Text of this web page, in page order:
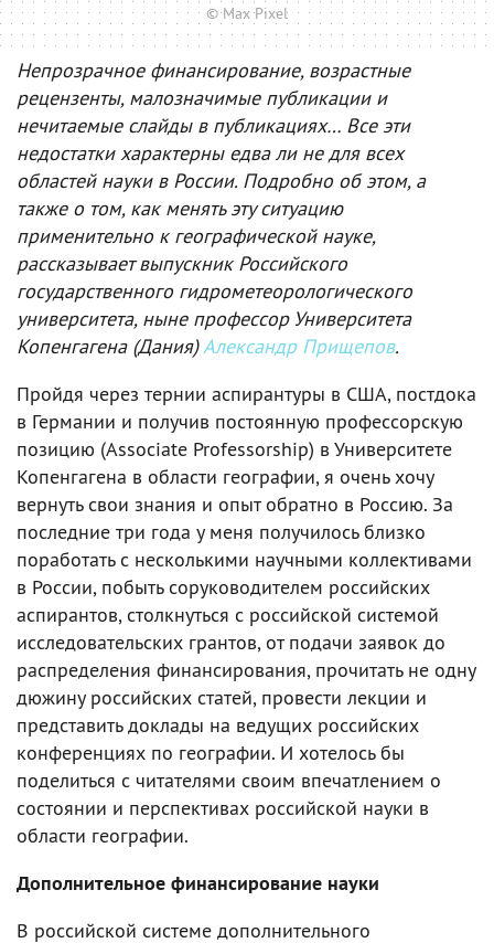
© Max Pixel
Непрозрачное финансирование, возрастные
рецензенты, малозначимые публикации и
нечитаемые слайды в публикациях… Все эти
недостатки характерны едва ли не для всех
областей науки в России. Подробно об этом, а
также о том, как менять эту ситуацию
применительно к географической науке,
рассказывает выпускник Российского
государственного гидрометеорологического
университета, ныне профессор Университета
Копенгагена (Дания)Александр Прищепов.
Пройдя через тернии аспирантуры в США, постдока
в Германии и получив постоянную профессорскую
позицию (Associate Professorship) в Университете
Копенгагена в области географии, я очень хочу
вернуть свои знания и опыт обратно в Россию. За
последние три года у меня получилось близко
поработать с несколькими научными коллективами
в России, побыть соруководителем российских
аспирантов, столкнуться с российской системой
исследовательских грантов, от подачи заявок до
распределения финансирования, прочитать не одну
дюжину российских статей, провести лекции и
представить доклады на ведущих российских
конференциях по географии. И хотелось бы
поделиться с читателями своим впечатлением о
состоянии и перспективах российской науки в
области географии.
Дополнительное финансирование науки
В российской системе дополнительного